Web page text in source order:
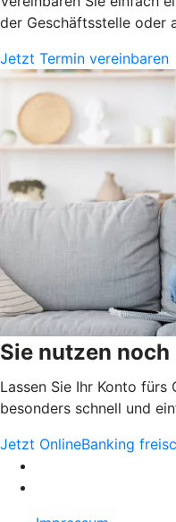
der Geschäftsstelle oder
Jetzt Termin vereinbaren
Sie nutzen
Lassen Sie Ihr Konto fürs
besonders schnell und
Jetzt OnlineBanking